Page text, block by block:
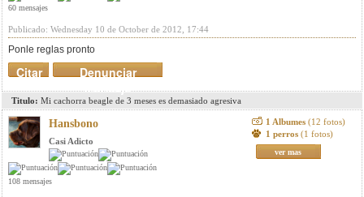
60 mensajes
Publicado: Wednesday 10 de October de 2012, 17:44
Ponle reglas pronto
Denunciar
mensaje
Citar
Titulo: Mi cachorra beagle de 3 meses es demasiado agresiva
Hansbono
Casi Adicto
108 mensajes
1 Albumes (12 fotos)
1 perros (1 fotos)
ver mas